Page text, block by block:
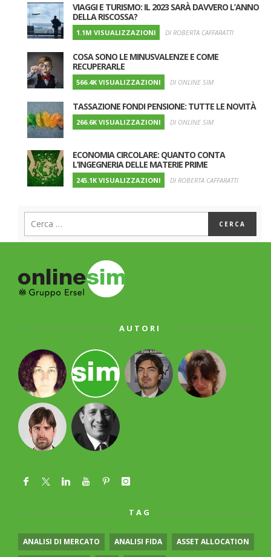
VIAGGI E TURISMO: IL 2023 SARÀ DAVVERO L’ANNO
DELLA RISCOSSA?
1.1M VISUALIZZAZIONI DI ROBERTA CAFFARATTI
COSA SONO LE MINUSVALENZE E COME
RECUPERARLE
566.4K VISUALIZZAZIONI DI ONLINE SIM
TASSAZIONE FONDI PENSIONE: TUTTE LE NOVITÀ
266.6K VISUALIZZAZIONI DI ONLINE SIM
ECONOMIA CIRCOLARE: QUANTO CONTA
L’INGEGNERIA DELLE MATERIE PRIME
245.1K VISUALIZZAZIONI DI ROBERTA CAFFARATTI
AUTORI
TAG
ANALISI DI MERCATO ANALISI FIDA ASSET ALLOCATION